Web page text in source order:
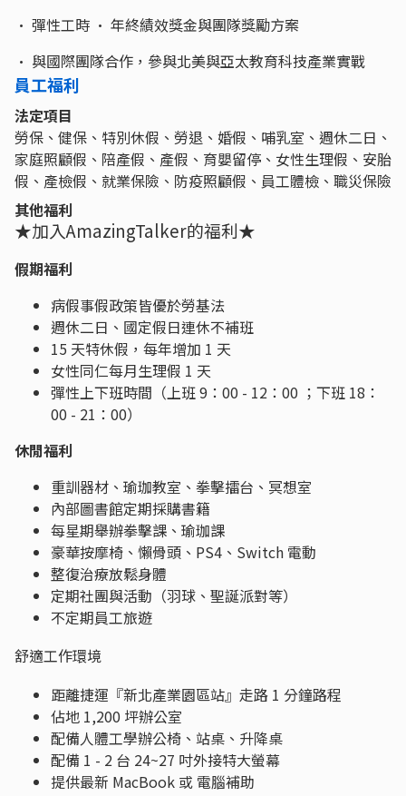
• 彈性工時 • 年終績效獎金與團隊獎勵方案
• 與國際團隊合作，參與北美與亞太教育科技產業實戰
員工福利
法定項目
勞保、健保、特別休假、勞退、婚假、哺乳室、週休二日、
家庭照顧假、陪產假、產假、育嬰留停、女性生理假、安胎
假、產檢假、就業保險、防疫照顧假、員工體檢、職災保險
其他福利
★加入AmazingTalker的福利★
假期福利
病假事假政策皆優於勞基法
週休二日、國定假日連休不補班
15 天特休假，每年增加 1 天
女性同仁每月生理假 1 天
彈性上下班時間（上班 9：00 - 12：00 ；下班 18：
00 - 21：00）
休閒福利
重訓器材、瑜珈教室、拳擊擂台、冥想室
內部圖書館定期採購書籍
每星期舉辦拳擊課、瑜珈課
豪華按摩椅、懶骨頭、PS4、Switch 電動
整復治療放鬆身體
定期社團與活動（羽球、聖誕派對等）
不定期員工旅遊
舒適工作環境
距離捷運『新北產業園區站』走路 1 分鐘路程
佔地 1,200 坪辦公室
配備人體工學辦公椅、站桌、升降桌
配備 1 - 2 台 24~27 吋外接特大螢幕
提供最新 MacBook 或 電腦補助